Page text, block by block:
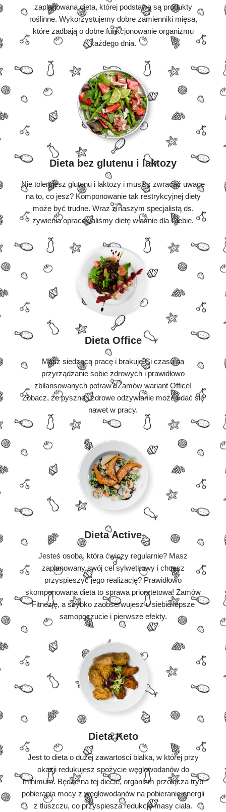
zaplanowana dieta, której podstawą są produkty
roślinne. Wykorzystujemy dobre zamienniki mięsa,
które zadbają o dobre funkcjonowanie organizmu
każdego dnia.
Dieta bez glutenu i laktozy
Nie tolerujesz glutenu i laktozy i musisz zwracać uwagę
na to, co jesz? Komponowanie tak restrykcyjnej diety
może być trudne. Wraz z naszym specjalistą ds.
żywienia opracowaliśmy dietę właśnie dla Ciebie.
Dieta Office
Masz siedzącą pracę i brakuje Ci czasu na
przyrządzanie sobie zdrowych i prawidłowo
zbilansowanych potraw? Zamów wariant Office!
Zobacz, że pyszne i zdrowe odżywianie może udać się
nawet w pracy.
Dieta Active
Jesteś osobą, która ćwiczy regularnie? Masz
zaplanowany swój cel sylwetkowy i chcesz
przyspieszyć jego realizację? Prawidłowo
skomponowana dieta to sprawa priorytetowa! Zamów
Fitnezję, a szybko zaobserwujesz u siebie lepsze
samopoczucie i pierwsze efekty.
Dieta Keto
Jest to dieta o dużej zawartości białka, w której przy
okazji redukujesz spożycie węglowodanów do
minimum. Będąc na tej diecie, organizm przełącza tryb
pobierania mocy z węglowodanów na pobieranie energii
z tłuszczu, co przyspiesza redukcję masy ciała.